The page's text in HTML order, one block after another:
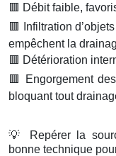
🟥 Débit faible,
🟥
Infiltration
empêchent la
🟥 Détérioration
🟥
Engorgement
bloquant tout
💡
Repérer la
bonne technique